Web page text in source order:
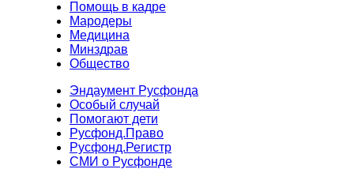
Помощь в кадре
Мародеры
Медицина
Минздрав
Общество
Эндаумент Русфонда
Особый случай
Помогают дети
Русфонд.Право
Русфонд.Регистр
СМИ о Русфонде